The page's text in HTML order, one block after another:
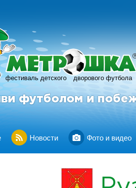
фестиваль детского дворового футбола
R
футболом и
Новости Фото и видео